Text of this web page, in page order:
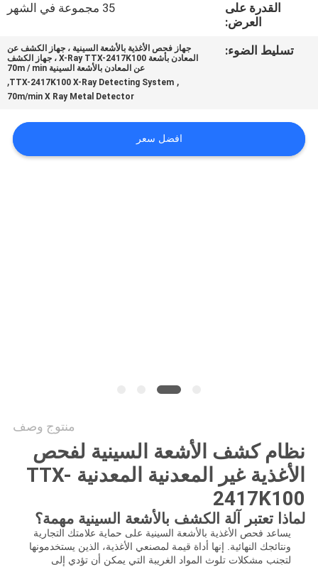
اطلب
اقتباس
القدرة على
العرض:
35 مجموعة في الشهر
تسليط الضوء:
جهاز فحص الأغذية بالأشعة السينية ، جهاز الكشف عن
المعادن بأشعة X-Ray TTX-2417K100 ، جهاز الكشف
عن المعادن بالأشعة السينية 70m / min
,
TTX-2417K100 X-Ray Detecting System
,
70m/min X Ray Metal Detector
افضل سعر
منتوج وصف
نظام كشف الأشعة السينية لفحص
الأغذية غير المعدنية المعدنية TTX-
2417K100
لماذا تعتبر آلة الكشف بالأشعة السينية مهمة؟
يساعد فحص الأغذية بالأشعة السينية على حماية علامتك التجارية
ونتائجك النهائية. إنها أداة قيمة لمصنعي الأغذية، الذين يستخدمونها
لتجنب مشكلات تلوث المواد الغريبة التي يمكن أن تؤدي إلى